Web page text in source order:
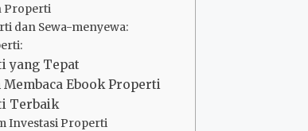
Properti
dan Sewa-menyewa:
yang Tepat
Ebook Properti
Terbaik
Investasi Properti